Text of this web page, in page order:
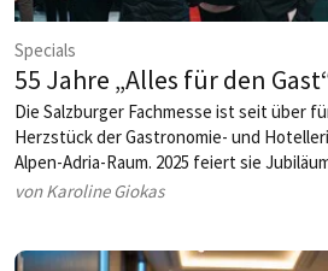
Specials
55 Jahre „Alles für den
Die Salzburger Fachmesse ist seit über
Herzstück der Gastronomie- und
Alpen-Adria-Raum. 2025 feiert sie
aktueller denn je ist.
von Karoline Giokas